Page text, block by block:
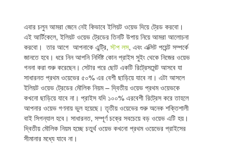
এবার চলুন আমরা জেনে নেই কিভাবে ইলিয়ট ওয়েভ দিয়ে ট্রেড করবো।
এই আর্টিকেলে, ইলিয়ট ওয়েভ ট্রেডের তিনটি উপায় নিয়ে আমরা আলোচনা
করবো। তার আগে আপনাকে এন্ট্রি,স্টপ লস, এবং এক্সিট পয়েন্ট সম্পর্কে
জানতে হবে। ধরে নিন আপনি নির্দিষ্ট কোন প্রাইস সুইং থেকে নিজের ওয়েভ
গননা করা শুরু করেছেন। সেটার পরে ছোট একটি রিট্রেসমেন্ট আসবে যা
সাধারনত প্রথম ওয়েভের ৫০% এর বেশী ছাড়িয়ে যাবে না। এটা আসলে
ইলিয়ট ওয়েভ ট্রেডের মৌলিক নিয়ম – দ্বিতীয় ওয়েভ প্রথম ওয়েভকে
কখনো ছাড়িয়ে যাবে না। প্রাইস যদি ১০০% এরবেশী রিট্রেস করে তাহলে
আপনার ওয়েভ গণনায় ভুল হয়েছে। তৃতীয় ওয়েভের শুরু অনেক শক্তিশালী
বাই সিগন্যাল হবে। সাধারনত, সম্পূর্ণ চক্রে সবচেয়ে বড় ওয়েভ এটি হয়।
দ্বিতীয় মৌলিক নিয়ম হচ্ছে চতুর্থ ওয়েভ কখনো প্রথম ওয়েভের প্রাইসের
সীমানার মধ্যে যাবে না।